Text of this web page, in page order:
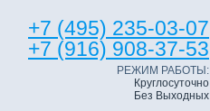
+7 (495) 235-03-07
+7 (916) 908-37-53
РЕЖИМ РАБОТЫ:
Круглосуточно
Без Выходных